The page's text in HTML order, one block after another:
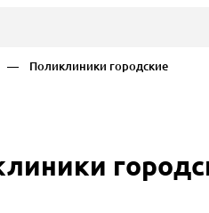
— Поликлиники городские